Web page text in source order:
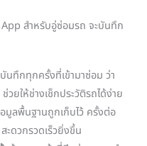
สำหรับอู่ซ่อมรถ จะบันทึก
นทึกทุกครั้งที่เข้ามาซ่อม ว่า
วยให้ช่างเช็กประวัติรถได้ง่าย
มูลพื้นฐานถูกเก็บไว้ ครั้งต่อ
ะดวกรวดเร็วยิ่งขึ้น